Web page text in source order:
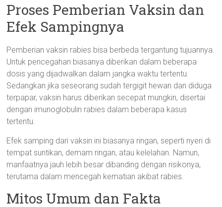
Proses Pemberian Vaksin dan
Efek Sampingnya
Pemberian vaksin rabies bisa berbeda tergantung tujuannya.
Untuk pencegahan biasanya diberikan dalam beberapa
dosis yang dijadwalkan dalam jangka waktu tertentu.
Sedangkan jika seseorang sudah tergigit hewan dan diduga
terpapar, vaksin harus diberikan secepat mungkin, disertai
dengan imunoglobulin rabies dalam beberapa kasus
tertentu.
Efek samping dari vaksin ini biasanya ringan, seperti nyeri di
tempat suntikan, demam ringan, atau kelelahan. Namun,
manfaatnya jauh lebih besar dibanding dengan risikonya,
terutama dalam mencegah kematian akibat rabies.
Mitos Umum dan Fakta